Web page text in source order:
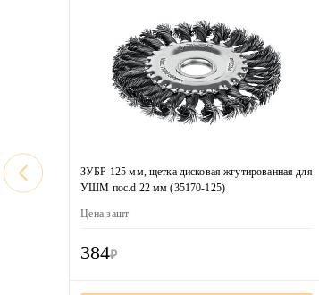
ЗУБР 125 мм, щетка дисковая жгутированная для
УШМ пос.d 22 мм (35170-125)
Цена зашт
384₽